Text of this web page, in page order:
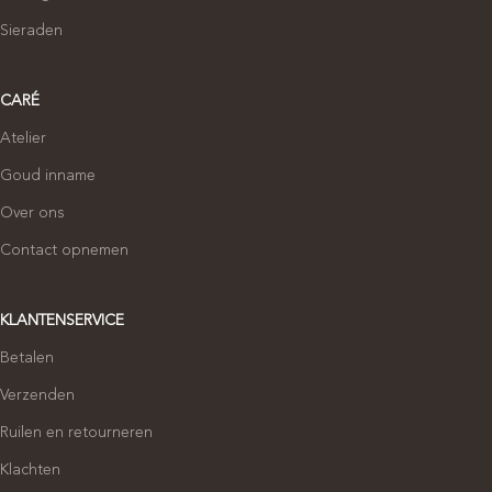
Sieraden
CARÉ
Atelier
Goud inname
Over ons
Contact opnemen
KLANTENSERVICE
Betalen
Verzenden
Ruilen en retourneren
Klachten